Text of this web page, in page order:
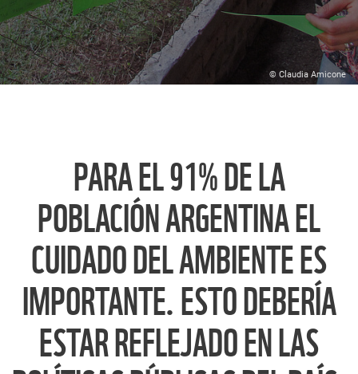
© Claudia Amicone
PARA EL 91% DE LA
POBLACIÓN ARGENTINA ​EL
CUIDADO DEL AMBIENTE ES
IMPORTANTE. ESTO DEBERÍA
ESTAR REFLEJADO EN LAS